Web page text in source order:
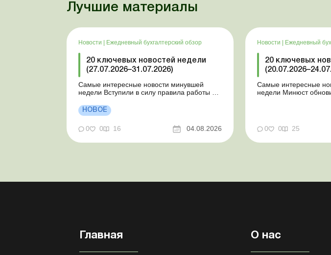
Лучшие материалы
Новости Ежедневный бухгалтерский обзор
20 ключевых новостей недели
(27.07.2026–31.07.2026)
Самые интересные новости минувшей
недели Вступили в силу правила работы и
законы о мобилизации и военном
положении Для сельхозпредприятий и ФЛП
введены новые разовые статистические
формы Со 2 августа изменяется порядок
НОВОЕ
0 0 16 04.08.2026
Новости Ежедневный
20 ключевых
Самые интересные
недели Минюст
«в розыске»: что нужно
0 0 25
Главная О нас